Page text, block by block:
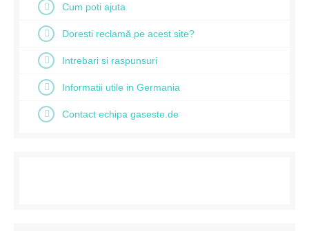
Cum poti ajuta
Doresti reclamă pe acest site?
Intrebari si raspunsuri
Informatii utile in Germania
Contact echipa gaseste.de